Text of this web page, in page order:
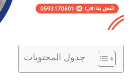
جدول المحتويات